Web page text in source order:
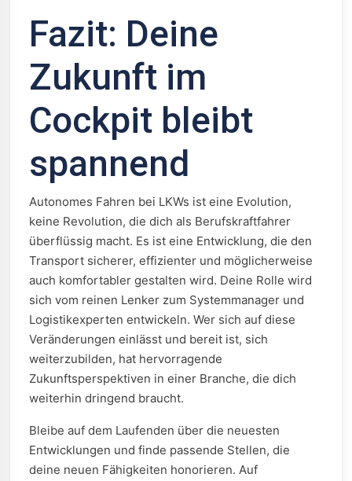
Fazit: Deine
Zukunft im
Cockpit bleibt
spannend
Autonomes Fahren bei LKWs ist eine Evolution,
keine Revolution, die dich als Berufskraftfahrer
überflüssig macht. Es ist eine Entwicklung, die den
Transport sicherer, effizienter und möglicherweise
auch komfortabler gestalten wird. Deine Rolle wird
sich vom reinen Lenker zum Systemmanager und
Logistikexperten entwickeln. Wer sich auf diese
Veränderungen einlässt und bereit ist, sich
weiterzubilden, hat hervorragende
Zukunftsperspektiven in einer Branche, die dich
weiterhin dringend braucht.
Bleibe auf dem Laufenden über die neuesten
Entwicklungen und finde passende Stellen, die
deine neuen Fähigkeiten honorieren. Auf